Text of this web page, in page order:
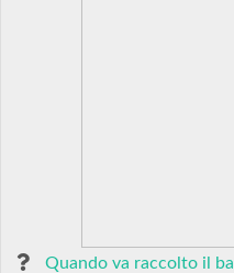
Quando va raccolto il